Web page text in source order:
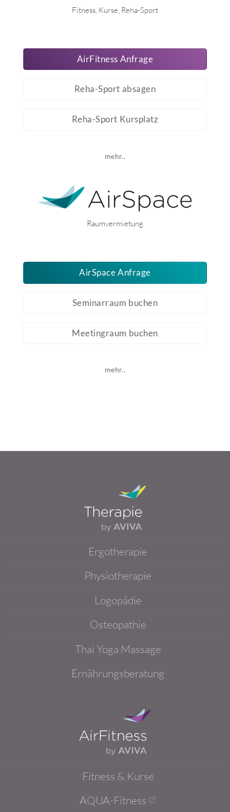
Fitness, Kurse, Reha-Sport
AirFitness Anfrage
Reha-Sport absagen
Reha-Sport Kursplatz
mehr..
Raumvermietung
AirSpace Anfrage
Seminarraum buchen
Meetingraum buchen
mehr..
Ergotherapie
Physiotherapie
Logopädie
Osteopathie
Thai Yoga Massage
Ernährungsberatung
Fitness & Kurse
AQUA-Fitness